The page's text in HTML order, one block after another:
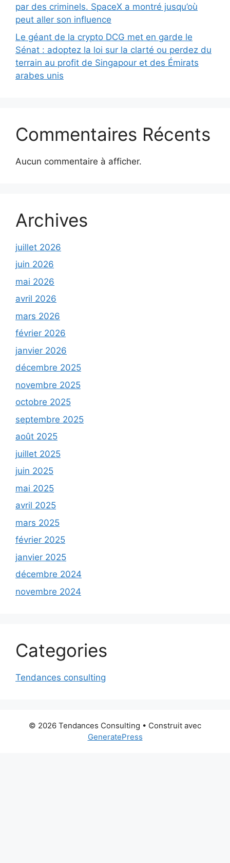
par des criminels. SpaceX a montré jusqu’où
peut aller son influence
Le géant de la crypto DCG met en garde le
Sénat : adoptez la loi sur la clarté ou perdez du
terrain au profit de Singapour et des Émirats
arabes unis
Commentaires Récents
Aucun commentaire à afficher.
Archives
juillet 2026
juin 2026
mai 2026
avril 2026
mars 2026
février 2026
janvier 2026
décembre 2025
novembre 2025
octobre 2025
septembre 2025
août 2025
juillet 2025
juin 2025
mai 2025
avril 2025
mars 2025
février 2025
janvier 2025
décembre 2024
novembre 2024
Categories
Tendances consulting
© 2026 Tendances Consulting • Construit avec
GeneratePress